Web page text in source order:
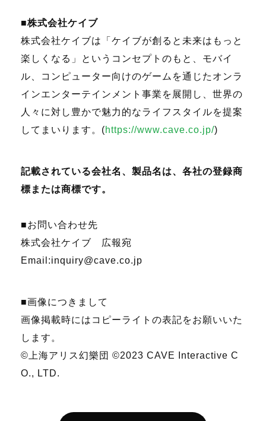
■株式会社ケイブ
株式会社ケイブは「ケイブが創ると未来はもっと
楽しくなる」というコンセプトのもと、モバイ
ル、コンピューター向けのゲームを通じたオンラ
インエンターテインメント事業を展開し、世界の
人々に対し豊かで魅力的なライフスタイルを提案
してまいります。 (https://www.cave.co.jp/)
記載されている会社名、製品名は、各社の登録商
標または商標です。
■お問い合わせ先
株式会社ケイブ 広報宛
Email:inquiry@cave.co.jp
■画像につきまして
画像掲載時にはコピーライトの表記をお願いいた
します。
©上海アリス幻樂団 ©2023 CAVE Interactive C
O., LTD.